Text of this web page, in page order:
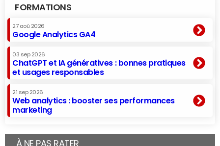
FORMATIONS
27 aoû 2026
Google Analytics GA4
03 sep 2026
ChatGPT et IA génératives : bonnes pratiques
et usages responsables
21 sep 2026
Web analytics : booster ses performances
marketing
À NE PAS RATER